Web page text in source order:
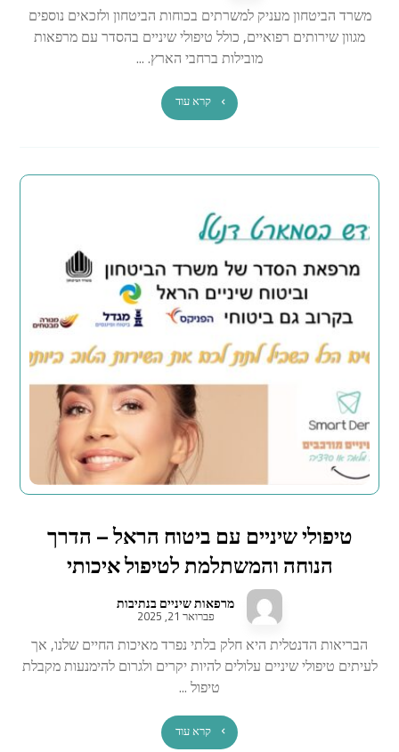
משרד הביטחון מעניק למשרתים בכוחות הביטחון ולזכאים נוספים
מגוון שירותים רפואיים, כולל טיפולי שיניים בהסדר עם מרפאות
מובילות ברחבי הארץ. ...
קרא עוד
טיפולי שיניים עם ביטוח הראל – הדרך
הנוחה והמשתלמת לטיפול איכותי
מרפאות שיניים בנתיבות
פברואר 21, 2025
הבריאות הדנטלית היא חלק בלתי נפרד מאיכות החיים שלנו, אך
לעיתים טיפולי שיניים עלולים להיות יקרים ולגרום להימנעות מקבלת
טיפול ...
קרא עוד